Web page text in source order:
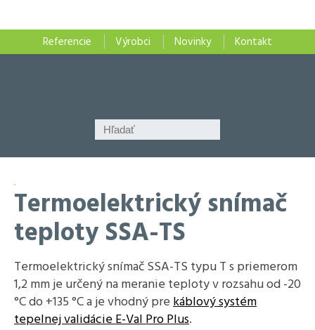
Referencie Výrobci Novinky Kontakt
Termoelektrický snímač
teploty SSA-TS
Termoelektrický snímač SSA-TS typu T s priemerom
1,2 mm je určený na meranie teploty v rozsahu od -20
°C do +135 °C a je vhodný prekáblový systém
tepelnej validácie E-Val Pro Plus.